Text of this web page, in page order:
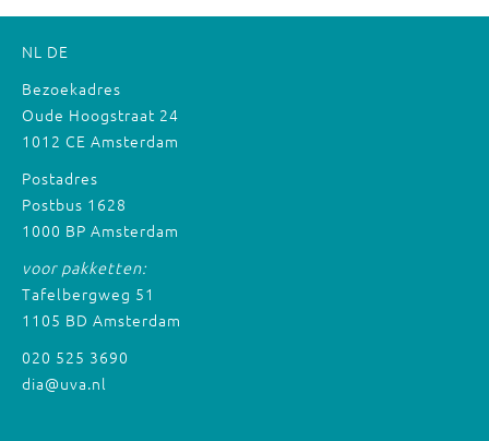
NL DE
Bezoekadres
Oude Hoogstraat 24
1012 CE Amsterdam
Postadres
Postbus 1628
1000 BP Amsterdam
voor pakketten:
Tafelbergweg 51
1105 BD Amsterdam
020 525 3690
dia@uva.nl